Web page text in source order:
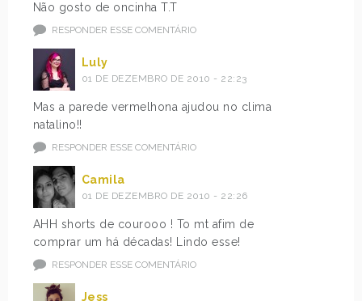
Não gosto de oncinha T.T
RESPONDER ESSE COMENTÁRIO
Luly
01 DE DEZEMBRO DE 2010 - 22:23
Mas a parede vermelhona ajudou no clima
natalino!!
RESPONDER ESSE COMENTÁRIO
Camila
01 DE DEZEMBRO DE 2010 - 22:26
AHH shorts de courooo ! To mt afim de
comprar um há décadas! Lindo esse!
RESPONDER ESSE COMENTÁRIO
Jess